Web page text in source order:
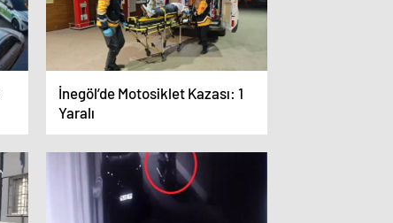
İnegöl’de Motosiklet Kazası: 1
Yaralı